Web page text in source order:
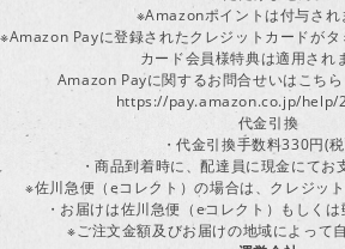
※Amazonポイントは付与され
※Amazon Payに登録されたクレジットカードがタ
カード会員様特典は適用され
Amazon Payに関するお問合せいはこちら
https://pay.amazon.co.jp/help/
代金引換
・代金引換手数料330円(税
・商品到着時に、配達員に現金にてお
※佐川急便（eコレクト）の場合は、クレジット
・お届けは佐川急便（eコレクト）もしくは
※ご注文金額及びお届けの地域によって